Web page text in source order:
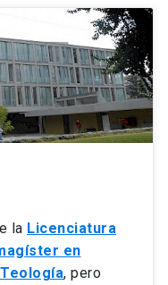
la Licenciatura
en
, pero